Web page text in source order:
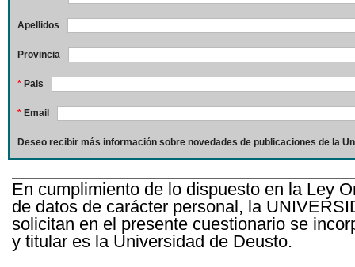
Apellidos
Provincia
* Pais
* Email
Deseo recibir más información sobre novedades de publicaciones de la
En cumplimiento de lo dispuesto en la Ley
de datos de carácter personal, la
solicitan en el presente cuestionario se
y titular es la Universidad de Deusto.